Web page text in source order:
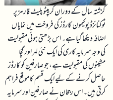
گزشتہ سال کے دوران کریپٹو پلیٹ فارمز پر
ٹوکنائزڈ پوکیمون کارڈز کی فروخت میں نمایاں
اضافہ دیکھا گیا ہے۔ اس بڑھتی ہوئی مقبولیت
کی وجہ سرمایہ کاری کی ایک نئی لہر اور گچا
مشینوں کی مقبولیت ہے، جو صارفین کو کارڈز
حاصل کرنے کے لیے ایک قسم کا موقع فراہم
کرتی ہیں۔ اس رجحان نے صارفین اور سرمایہ